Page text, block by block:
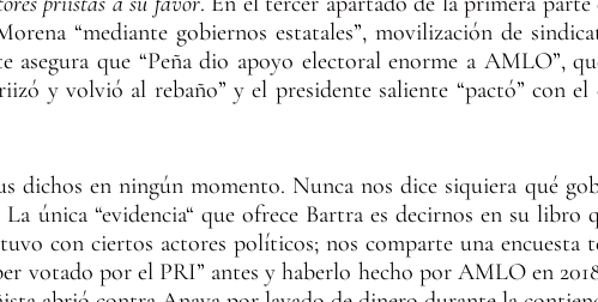
“mediante gobiernos estatales”, movilización de
asegura que “Peña dio apoyo electoral enorme a AMLO”,
y volvió al rebaño” y el presidente saliente “pactó” con
dichos en ningún momento. Nunca nos dice siquiera qué
única “evidencia“ que ofrece Bartra es decirnos en su libro
con ciertos actores políticos; nos comparte una
votado por el PRI” antes y haberlo hecho por AMLO en